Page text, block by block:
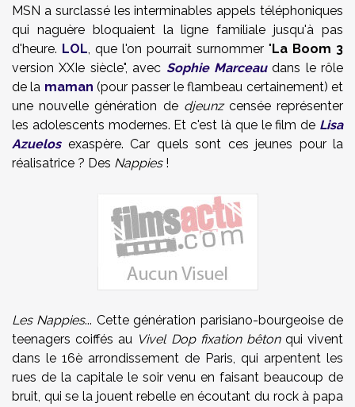
MSN a surclassé les interminables appels téléphoniques
qui naguère bloquaient la ligne familiale jusqu'à pas
d'heure. LOL, que l'on pourrait surnommer "La Boom 3
version XXIe siècle", avec Sophie Marceaudans le rôle
de la maman (pour passer le flambeau certainement) et
une nouvelle génération de djeunzcensée représenter
les adolescents modernes. Et c'est là que le film de Lisa
Azuelosexaspère. Car quels sont ces jeunes pour la
réalisatrice ? Des Nappies!
Les Nappies... Cette génération parisiano-bourgeoise de
teenagers coiffés au Vivel Dop fixation bêtonqui vivent
dans le 16è arrondissement de Paris, qui arpentent les
rues de la capitale le soir venu en faisant beaucoup de
bruit, qui se la jouent rebelle en écoutant du rock à papa